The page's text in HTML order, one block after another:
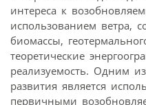
интереса к
использованием ветра,
биомассы,
теоретические
реализуемость. Одним
развития является
первичными